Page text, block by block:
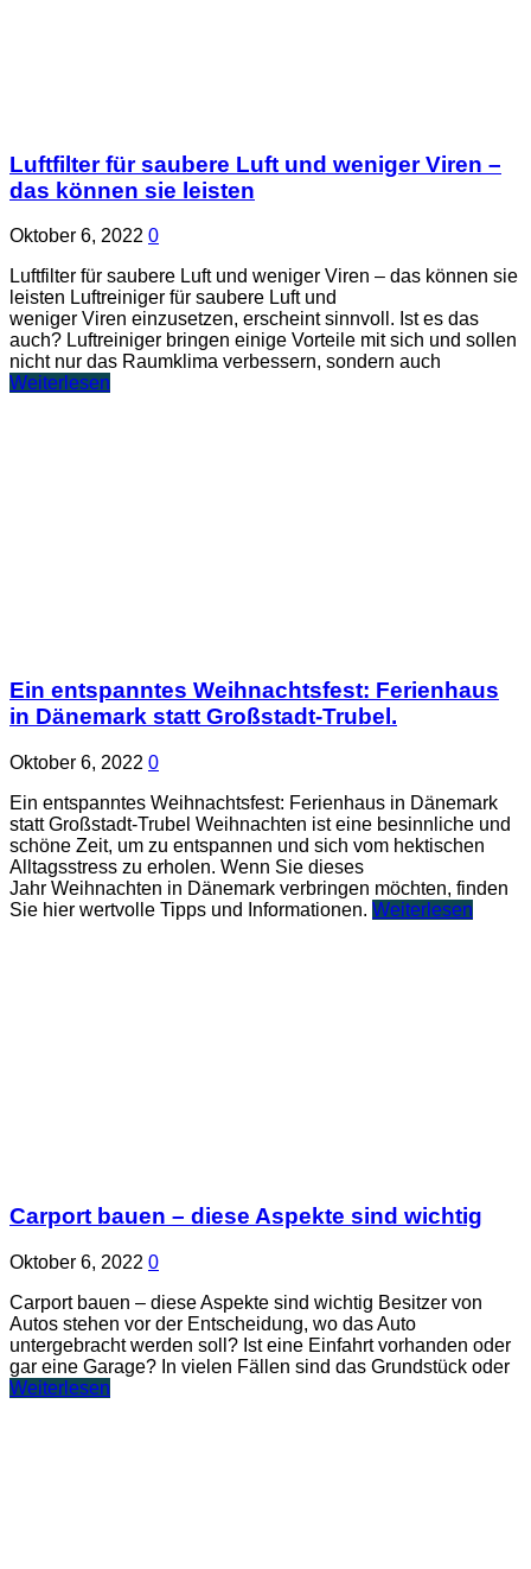
Luftfilter für saubere Luft und weniger Viren –
das können sie leisten
Oktober 6, 2022 0
Luftfilter für saubere Luft und weniger Viren – das können sie
leisten Luftreiniger für saubere Luft und
weniger Viren einzusetzen, erscheint sinnvoll. Ist es das
auch? Luftreiniger bringen einige Vorteile mit sich und sollen
nicht nur das Raumklima verbessern, sondern auch
Weiterlesen
Ein entspanntes Weihnachtsfest: Ferienhaus
in Dänemark statt Großstadt-Trubel.
Oktober 6, 2022 0
Ein entspanntes Weihnachtsfest: Ferienhaus in Dänemark
statt Großstadt-Trubel Weihnachten ist eine besinnliche und
schöne Zeit, um zu entspannen und sich vom hektischen
Alltagsstress zu erholen. Wenn Sie dieses
Jahr Weihnachten in Dänemark verbringen möchten, finden
Sie hier wertvolle Tipps und Informationen. Weiterlesen
Carport bauen – diese Aspekte sind wichtig
Oktober 6, 2022 0
Carport bauen – diese Aspekte sind wichtig Besitzer von
Autos stehen vor der Entscheidung, wo das Auto
untergebracht werden soll? Ist eine Einfahrt vorhanden oder
gar eine Garage? In vielen Fällen sind das Grundstück oder
Weiterlesen